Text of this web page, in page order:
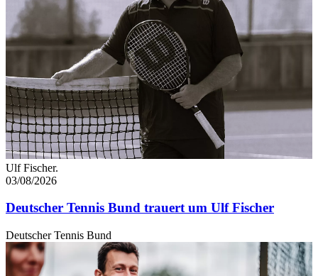
Ulf Fischer.
03/08/2026
Deutscher Tennis Bund trauert um Ulf Fischer
Deutscher Tennis Bund